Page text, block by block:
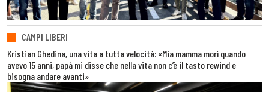
CAMPI LIBERI
Kristian Ghedina, una vita a tutta velocità: «Mia mamma morì quando
avevo 15 anni, papà mi disse che nella vita non c’è il tasto rewind e
bisogna andare avanti»